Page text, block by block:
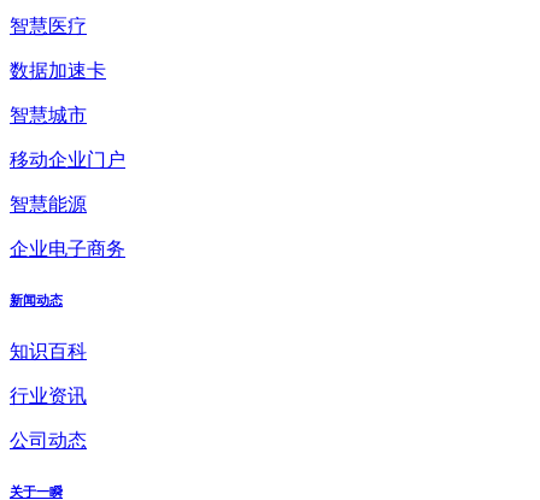
智慧医疗
数据加速卡
智慧城市
移动企业门户
智慧能源
企业电子商务
新闻动态
知识百科
行业资讯
公司动态
关于一瞬